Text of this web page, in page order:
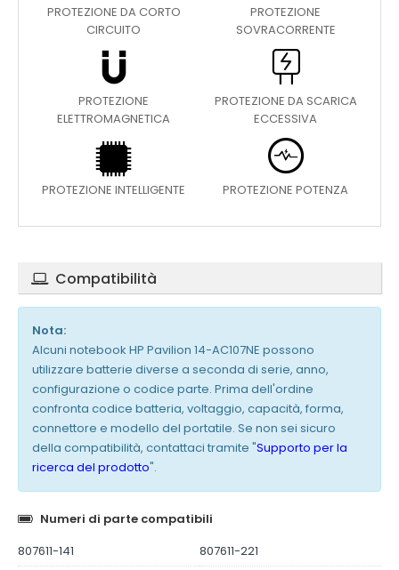
PROTEZIONE DA CORTO
CIRCUITO
PROTEZIONE
SOVRACORRENTE
PROTEZIONE
ELETTROMAGNETICA
PROTEZIONE DA SCARICA
ECCESSIVA
PROTEZIONE INTELLIGENTE PROTEZIONE POTENZA
Compatibilità
Nota:
Alcuni notebook HP Pavilion 14-AC107NE possono
utilizzare batterie diverse a seconda di serie, anno,
configurazione o codice parte. Prima dell'ordine
confronta codice batteria, voltaggio, capacità, forma,
connettore e modello del portatile. Se non sei sicuro
della compatibilità, contattaci tramite "Supporto per la
ricerca del prodotto".
Numeri di parte compatibili
807611-141
807611-221